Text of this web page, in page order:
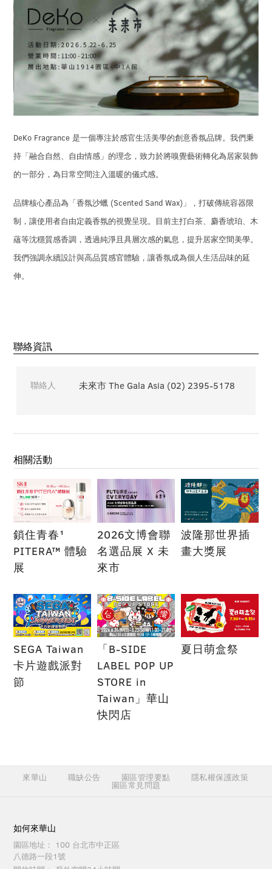
DeKo Fragrance是一個專注於感官生活美學的創意香氛品牌。我們秉
持「融合自然、自由情感」的理念，致力於將嗅覺藝術轉化為居家裝飾
的一部分，為日常空間注入溫暖的儀式感。
品牌核心產品為「香氛沙蠟 (Scented Sand Wax) 」，打破傳統容器限
制，讓使用者自由定義香氛的視覺呈現。目前主打白茶、麝香琥珀、木
蘊等沈穩質感香調，透過純淨且具層次感的氣息，提升居家空間美學。
我們強調永續設計與高品質感官體驗，讓香氛成為個人生活品味的延
伸。
聯絡資訊
聯絡人 未來市 The Gala Asia (02) 2395-5178
相關活動
鎖住青春¹
PITERA™ 體驗
展
2026文博會聯
名選品展 X 未
來市
波隆那世界插
畫大獎展
SEGA Taiwan
卡片遊戲派對
節
「B-SIDE
LABEL POP UP
STORE in
Taiwan」華山
快閃店
夏日萌盒祭
來華山 職缺公告 園區管理要點 隱私權保護政策
園區常見問題
如何來華山
園區地址：
100 台北市中正區
八德路一段1號